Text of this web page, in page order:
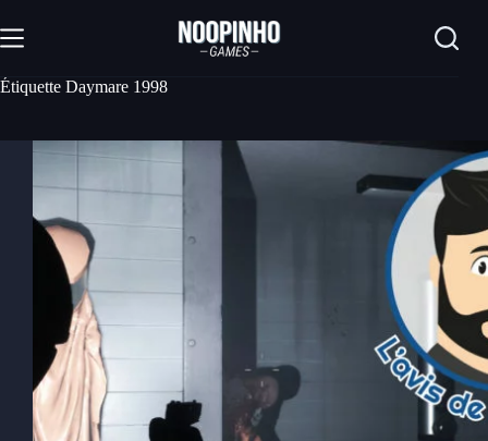
au
contenu
Étiquette Daymare 1998